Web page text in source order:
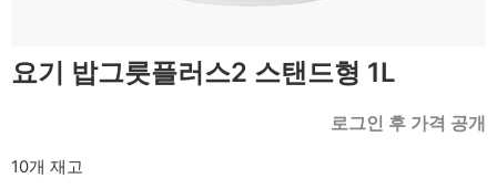
요기 밥그릇플러스2 스탠드형 1L
로그인 후 가격 공개
10개 재고